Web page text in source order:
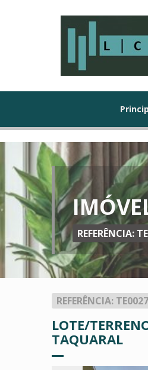
REFERÊNCIA:
REFERÊNCIA: TE0027
LOTE/
TAQUARAL